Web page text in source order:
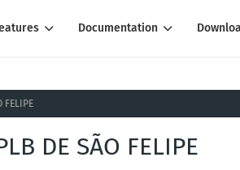
Documentation
FELIPE
DE SÃO FELIPE